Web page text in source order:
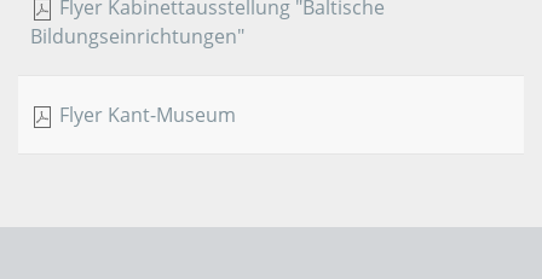
Flyer Kabinettausstellung "Baltische
Bildungseinrichtungen"
Flyer Kant-Museum